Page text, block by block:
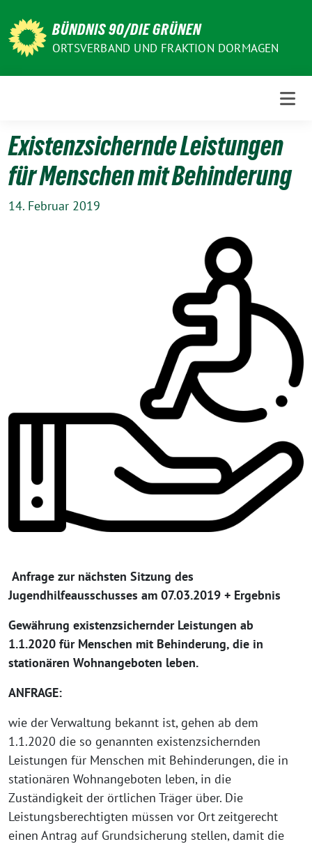
zum
Inhalt
BÜNDNIS 90/DIE GRÜNEN
ORTSVERBAND UND FRAKTION DORMAGEN
Existenzsichernde Leistungen
für Menschen mit Behinderung
14. Februar 2019
Anfrage zur nächsten Sitzung des
Jugendhilfeausschusses am 07.03.2019 + Ergebnis
Gewährung existenzsichernder Leistungen ab
1.1.2020 für Menschen mit Behinderung, die in
stationären Wohnangeboten leben.
ANFRAGE:
wie der Verwaltung bekannt ist, gehen ab dem
1.1.2020 die so genannten existenzsichernden
Leistungen für Menschen mit Behinderungen, die in
stationären Wohnangeboten leben, in die
Zuständigkeit der örtlichen Träger über. Die
Leistungsberechtigten müssen vor Ort zeitgerecht
einen Antrag auf Grundsicherung stellen, damit die